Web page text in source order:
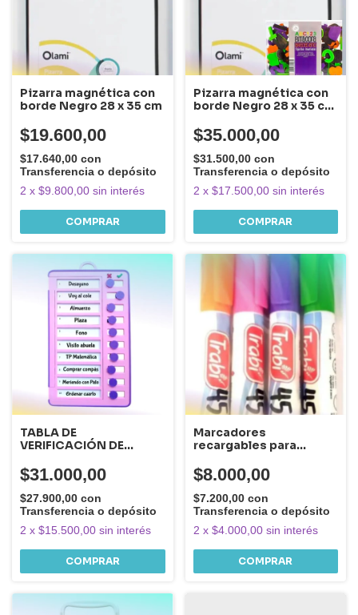
Pizarra magnética con
borde Negro 28 x 35 cm
$19.600,00
$17.640,00 con
Transferencia o depósito
2 x $9.800,00 sin interés
COMPRAR
Pizarra magnética con
borde Negro 28 x 35 cm
números
$35.000,00
$31.500,00 con
Transferencia o depósito
2 x $17.500,00 sin interés
TABLA DE
VERIFICACIÓN DE
ORGANIZAR LA RUTINA
DIARIA
$31.000,00
$27.900,00 con
Transferencia o depósito
2 x $15.500,00 sin interés
Marcadores
recargables para
$8.000,00
$7.200,00 con
Transferencia o depósito
2 x $4.000,00 sin interés